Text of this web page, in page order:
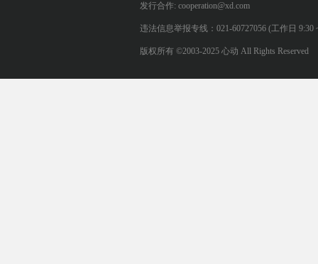
发行合作: cooperation@xd.com
违法信息举报专线：021-60727056 (工作日 9:30
版权所有 ©2003-2025 心动 All Rights Reserved